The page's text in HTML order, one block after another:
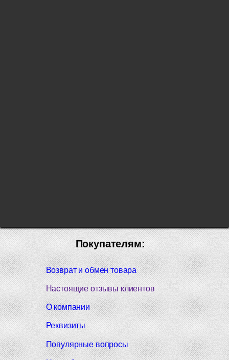
Покупателям:
Возврат и обмен товара
Настоящие отзывы клиентов
О компании
Реквизиты
Популярные вопросы